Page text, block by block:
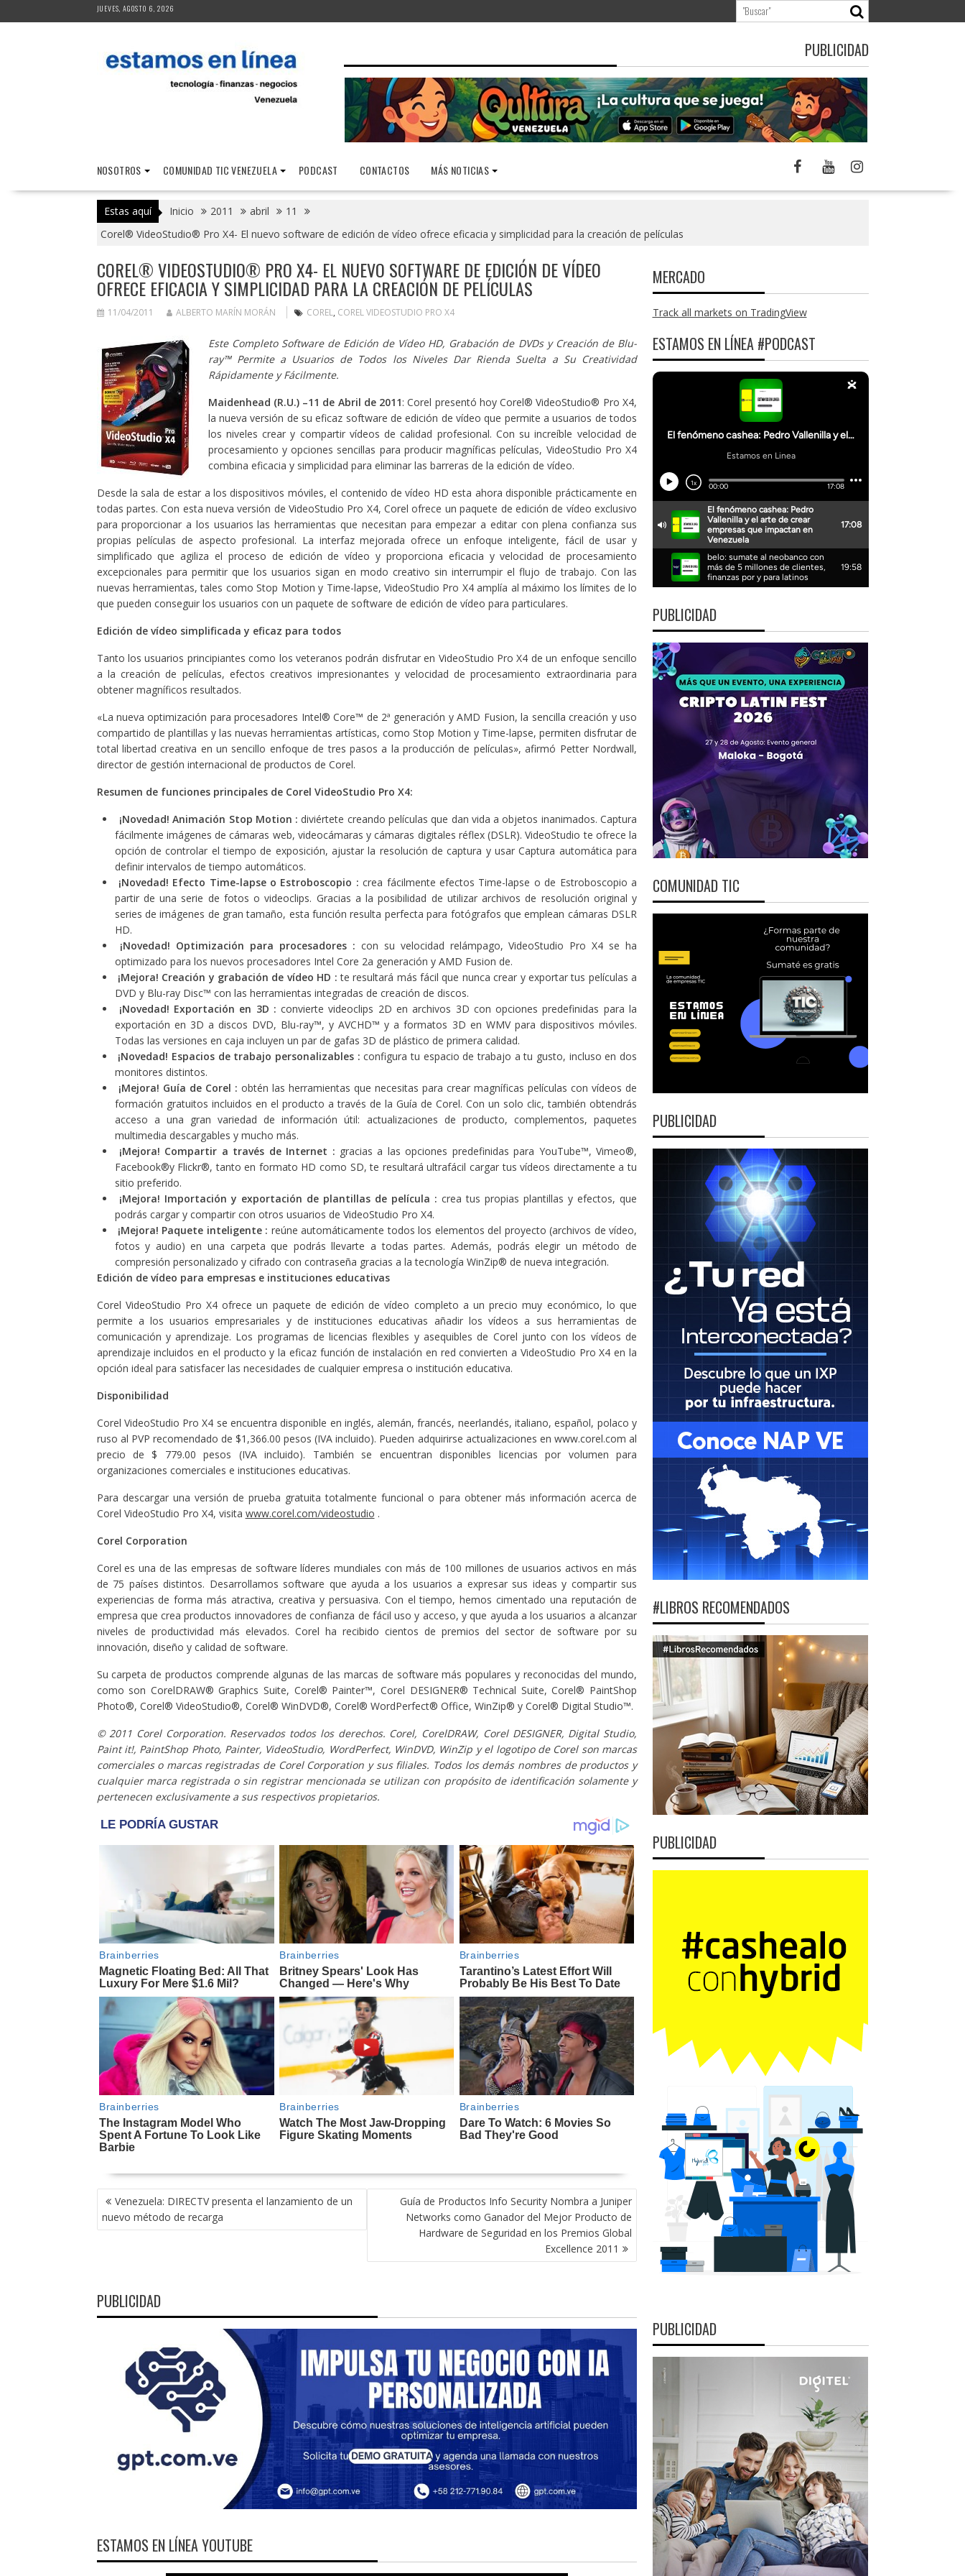
al
JUEVES, AGOSTO 6, 2026
PUBLICIDAD
NOSOTROS COMUNIDAD TIC VENEZUELA PODCAST CONTACTOS MÁS NOTICIAS
Estas aquí Inicio 2011 abril
11
Corel® VideoStudio® Pro X4- El nuevo software de edición de vídeo ofrece eficacia y simplicidad para la creación de películas
COREL® VIDEOSTUDIO® PRO X4- EL NUEVO SOFTWARE DE EDICIÓN DE VÍDEO
OFRECE EFICACIA Y SIMPLICIDAD PARA LA CREACIÓN DE PELÍCULAS
11/04/2011 ALBERTO MARÍN MORÁN COREL, COREL VIDEOSTUDIO PRO X4
Este Completo Software de Edición de Vídeo HD, Grabación de DVDs y Creación de Blu-
ray™ Permite a Usuarios de Todos los Niveles Dar Rienda Suelta a Su Creatividad
Rápidamente y Fácilmente.
Maidenhead (R.U.) –11 de Abril de 2011: Corel presentó hoy Corel® VideoStudio® Pro X4,
la nueva versión de su eficaz software de edición de vídeo que permite a usuarios de todos
los niveles crear y compartir vídeos de calidad profesional. Con su increíble velocidad de
procesamiento y opciones sencillas para producir magníficas películas, VideoStudio Pro X4
combina eficacia y simplicidad para eliminar las barreras de la edición de vídeo.
Desde la sala de estar a los dispositivos móviles, el contenido de vídeo HD esta ahora disponible prácticamente en
todas partes. Con esta nueva versión de VideoStudio Pro X4, Corel ofrece un paquete de edición de vídeo exclusivo
para proporcionar a los usuarios las herramientas que necesitan para empezar a editar con plena confianza sus
propias películas de aspecto profesional. La interfaz mejorada ofrece un enfoque inteligente, fácil de usar y
simplificado que agiliza el proceso de edición de vídeo y proporciona eficacia y velocidad de procesamiento
excepcionales para permitir que los usuarios sigan en modo creativo sin interrumpir el flujo de trabajo. Con las
nuevas herramientas, tales como Stop Motion y Time-lapse, VideoStudio Pro X4 amplía al máximo los límites de lo
que pueden conseguir los usuarios con un paquete de software de edición de vídeo para particulares.
Edición de vídeo simplificada y eficaz para todos
Tanto los usuarios principiantes como los veteranos podrán disfrutar en VideoStudio Pro X4 de un enfoque sencillo
a la creación de películas, efectos creativos impresionantes y velocidad de procesamiento extraordinaria para
obtener magníficos resultados.
«La nueva optimización para procesadores Intel® Core™ de 2ª generación y AMD Fusion, la sencilla creación y uso
compartido de plantillas y las nuevas herramientas artísticas, como Stop Motion y Time-lapse, permiten disfrutar de
total libertad creativa en un sencillo enfoque de tres pasos a la producción de películas», afirmó Petter Nordwall,
director de gestión internacional de productos de Corel.
Resumen de funciones principales de Corel VideoStudio Pro X4:
¡Novedad! Animación Stop Motion : diviértete creando películas que dan vida a objetos inanimados. Captura
fácilmente imágenes de cámaras web, videocámaras y cámaras digitales réflex (DSLR). VideoStudio te ofrece la
opción de controlar el tiempo de exposición, ajustar la resolución de captura y usar Captura automática para
definir intervalos de tiempo automáticos.
¡Novedad! Efecto Time-lapse o Estroboscopio :crea fácilmente efectos Time-lapse o de Estroboscopio a
partir de una serie de fotos o videoclips. Gracias a la posibilidad de utilizar archivos de resolución original y
series de imágenes de gran tamaño, esta función resulta perfecta para fotógrafos que emplean cámaras DSLR
HD.
¡Novedad! Optimización para procesadores : con su velocidad relámpago, VideoStudio Pro X4 se ha
optimizado para los nuevos procesadores Intel Core 2a generación y AMD Fusion de.
¡Mejora! Creación y grabación de vídeo HD :te resultará más fácil que nunca crear y exportar tus películas a
DVD y Blu-ray Disc™ con las herramientas integradas de creación de discos.
¡Novedad! Exportación en 3D :convierte videoclips 2D en archivos 3D con opciones predefinidas para la
exportación en 3D a discos DVD, Blu-ray™, y AVCHD™ y a formatos 3D en WMV para dispositivos móviles.
Todas las versiones en caja incluyen un par de gafas 3D de plástico de primera calidad.
¡Novedad! Espacios de trabajo personalizables :configura tu espacio de trabajo a tu gusto, incluso en dos
monitores distintos.
¡Mejora! Guía de Corel : obtén las herramientas que necesitas para crear magníficas películas con vídeos de
formación gratuitos incluidos en el producto a través de la Guía de Corel. Con un solo clic, también obtendrás
acceso a una gran variedad de información útil: actualizaciones de producto, complementos, paquetes
multimedia descargables y mucho más.
¡Mejora! Compartir a través de Internet : gracias a las opciones predefinidas para YouTube™, Vimeo®,
Facebook®y Flickr®, tanto en formato HD como SD, te resultará ultrafácil cargar tus vídeos directamente a tu
sitio preferido.
¡Mejora! Importación y exportación de plantillas de película : crea tus propias plantillas y efectos, que
podrás cargar y compartir con otros usuarios de VideoStudio Pro X4.
¡Mejora! Paquete inteligente : reúne automáticamente todos los elementos del proyecto (archivos de vídeo,
fotos y audio) en una carpeta que podrás llevarte a todas partes. Además, podrás elegir un método de
compresión personalizado y cifrado con contraseña gracias a la tecnología WinZip® de nueva integración.
Edición de vídeo para empresas e instituciones educativas
Corel VideoStudio Pro X4 ofrece un paquete de edición de vídeo completo a un precio muy económico, lo que
permite a los usuarios empresariales y de instituciones educativas añadir los vídeos a sus herramientas de
comunicación y aprendizaje. Los programas de licencias flexibles y asequibles de Corel junto con los vídeos de
aprendizaje incluidos en el producto y la eficaz función de instalación en red convierten a VideoStudio Pro X4 en la
opción ideal para satisfacer las necesidades de cualquier empresa o institución educativa.
Disponibilidad
Corel VideoStudio Pro X4 se encuentra disponible en inglés, alemán, francés, neerlandés, italiano, español, polaco y
ruso al PVP recomendado de $1,366.00 pesos (IVA incluido). Pueden adquirirse actualizaciones en www.corel.com al
precio de $ 779.00 pesos (IVA incluido). También se encuentran disponibles licencias por volumen para
organizaciones comerciales e instituciones educativas.
Para descargar una versión de prueba gratuita totalmente funcional o para obtener más información acerca de
Corel VideoStudio Pro X4, visita www.corel.com/videostudio .
Corel Corporation
Corel es una de las empresas de software líderes mundiales con más de 100 millones de usuarios activos en más
de 75 países distintos. Desarrollamos software que ayuda a los usuarios a expresar sus ideas y compartir sus
experiencias de forma más atractiva, creativa y persuasiva. Con el tiempo, hemos cimentado una reputación de
empresa que crea productos innovadores de confianza de fácil uso y acceso, y que ayuda a los usuarios a alcanzar
niveles de productividad más elevados. Corel ha recibido cientos de premios del sector de software por su
innovación, diseño y calidad de software.
Su carpeta de productos comprende algunas de las marcas de software más populares y reconocidas del mundo,
como son CorelDRAW® Graphics Suite, Corel® Painter™, Corel DESIGNER® Technical Suite, Corel® PaintShop
Photo®, Corel® VideoStudio®, Corel® WinDVD®, Corel® WordPerfect® Office, WinZip® y Corel® Digital Studio™.
© 2011 Corel Corporation. Reservados todos los derechos. Corel, CorelDRAW, Corel DESIGNER, Digital Studio,
Paint it!, PaintShop Photo, Painter, VideoStudio, WordPerfect, WinDVD, WinZip y el logotipo de Corel son marcas
comerciales o marcas registradas de Corel Corporation y sus filiales. Todos los demás nombres de productos y
cualquier marca registrada o sin registrar mencionada se utilizan con propósito de identificación solamente y
pertenecen exclusivamente a sus respectivos propietarios.
NAVEGACIÓN
DE
ENTRADAS
Venezuela: DIRECTV presenta el lanzamiento de un
nuevo método de recarga
Guía de Productos Info Security Nombra a Juniper
Networks como Ganador del Mejor Producto de
Hardware de Seguridad en los Premios Global
Excellence 2011
PUBLICIDAD
ESTAMOS EN LÍNEA YOUTUBE
MERCADO
Track all markets on TradingView
ESTAMOS EN LÍNEA #PODCAST
PUBLICIDAD
COMUNIDAD TIC
PUBLICIDAD
#LIBROS RECOMENDADOS
PUBLICIDAD
PUBLICIDAD